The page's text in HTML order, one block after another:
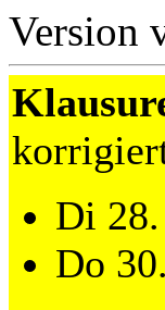
Version
Di
Do